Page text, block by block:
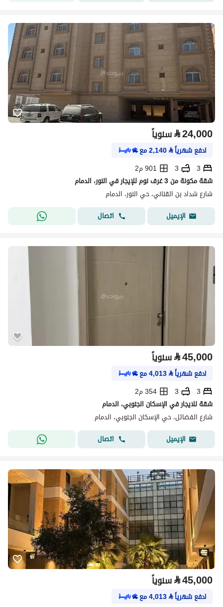
⃁24,000 سنوياً
ادفع شهرياً⃁
2,140مع
3
3
901 م2
شقة مكونة من 3 غرف نوم للإيجار في النور، الدمام
شارع شداد بن القناني، حي النور، الدمام
الإيميل
اتصال
⃁45,000 سنوياً
ادفع شهرياً⃁
4,013مع
3
3
354 م2
شقة للايجار في الإسكان الجنوبي، الدمام
شارع الفضائل، حي الإسكان الجنوبي، الدمام
الإيميل
اتصال
⃁45,000 سنوياً
ادفع شهرياً⃁
4,013مع